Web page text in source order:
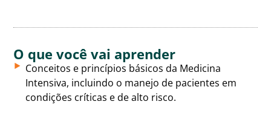
O que você vai aprender
Conceitos e princípios básicos da Medicina
Intensiva, incluindo o manejo de pacientes em
condições críticas e de alto risco.